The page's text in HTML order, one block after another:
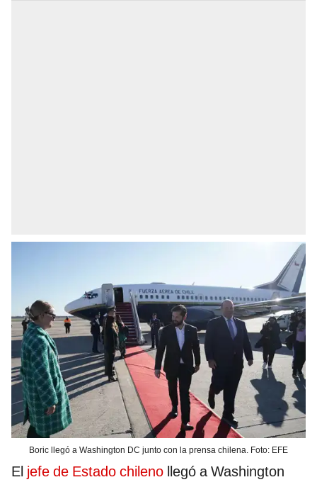
Boric llegó a Washington DC junto con la prensa chilena. Foto: EFE
El jefe de Estado chileno llegó a Washington